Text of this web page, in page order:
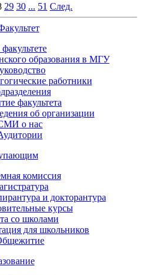
29 30 ... 51 След.
образования в МГУ
работники
факультета
об организации
о нас
комиссия
и докторантура
курсы
со школами
для школьников